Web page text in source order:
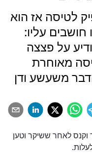
לטיסה אז הוא
עליו:
על פצצה
מאוחרת
משעשע ודן
וקנס לאחר ששיקר וטען